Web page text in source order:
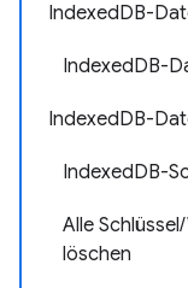
IndexedDB-
IndexedDB-
IndexedDB-
IndexedDB-
Alle
löschen